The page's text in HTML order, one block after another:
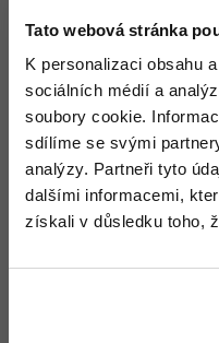
Tato webová stránka
K personalizaci obsahu
sociálních médií a
soubory cookie.
sdílíme se svými
analýzy. Partneři tyto
dalšími informacemi,
získali v důsledku toho,
Okruhy
turistických
se neztratíte a
místa
Pavel Žemlík,
poskytnou pro
betaverze je sledování
funkce. Funkce je zatím